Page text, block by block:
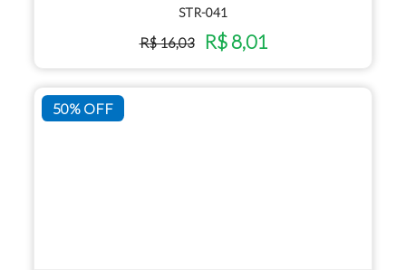
STR-041
R$ 16,03 R$ 8,01
50% OFF